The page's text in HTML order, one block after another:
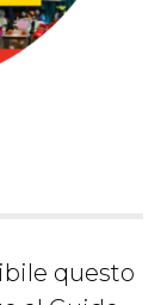
questo